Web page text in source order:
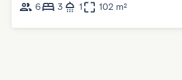
6
3 1 102 m²